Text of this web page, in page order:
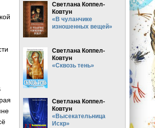
Светлана Коппел-
Ковтун
«В чуланчике
изношенных вещей»
Светлана Коппел-
Ковтун
«Сквозь тень»
Светлана Коппел-
Ковтун
«Высекательница
Искр»